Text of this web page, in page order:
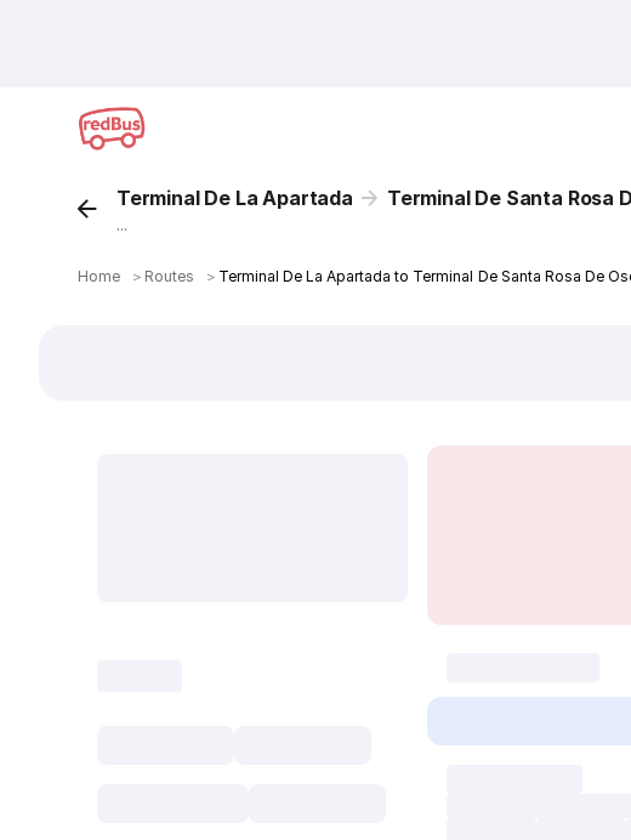
Terminal De La Apartada Terminal De Santa Rosa
...
Home ＞ Routes ＞ Terminal De La Apartada to Terminal De Santa Rosa De